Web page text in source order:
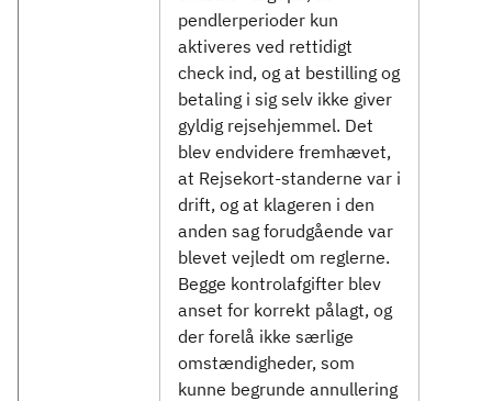
pendlerperioder kun
aktiveres ved rettidigt
check ind, og at bestilling og
betaling i sig selv ikke giver
gyldig rejsehjemmel. Det
blev endvidere fremhævet,
at Rejsekort-standerne var i
drift, og at klageren i den
anden sag forudgående var
blevet vejledt om reglerne.
Begge kontrolafgifter blev
anset for korrekt pålagt, og
der forelå ikke særlige
omstændigheder, som
kunne begrunde annullering